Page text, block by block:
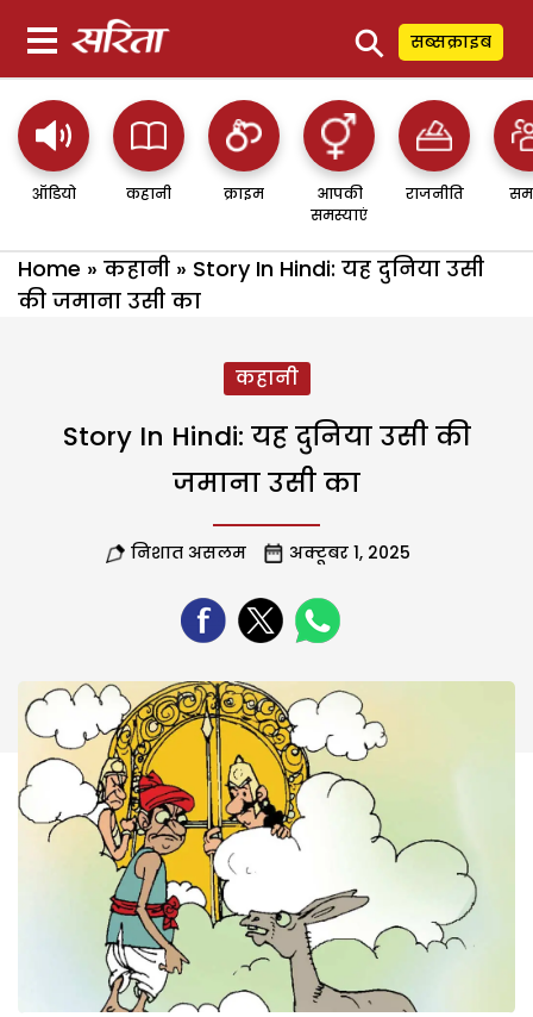
⚲ सब्सक्राइब
ऑडियो कहानी क्राइम
आपकी
समस्याएं
राजनीति
Home » कहानी » Story In Hindi: यह दुनिया उसी
की जमाना उसी का
कहानी
Story In Hindi: यह दुनिया उसी की
जमाना उसी का
निशात असलम अक्टूबर 1, 2025